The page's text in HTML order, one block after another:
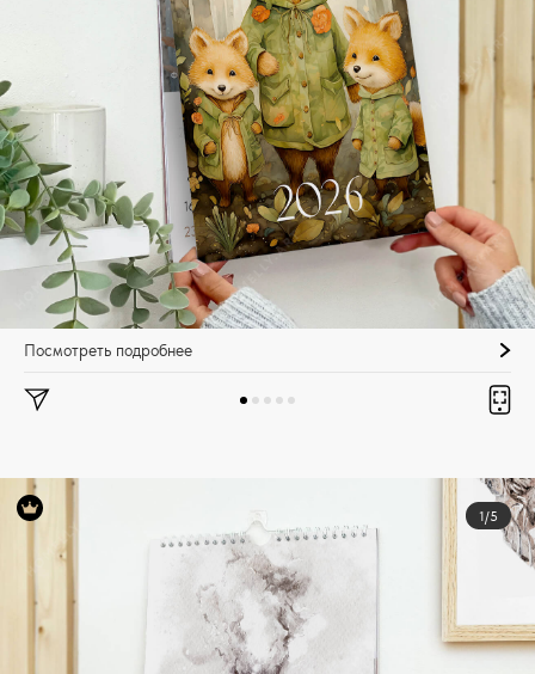
Посмотреть подробнее
1/5